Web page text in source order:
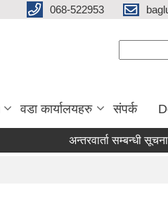
068-522953
वडा कार्यालयहरु संपर्क
अन्तरवार्ता सम्बन्धी सूचना !!!